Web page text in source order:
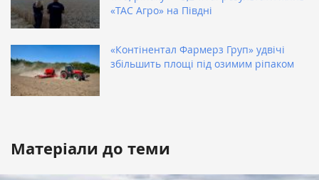
«ТАС Агро» на Півдні
«Контінентал Фармерз Груп» удвічі
збільшить площі під озимим ріпаком
Матеріали до теми